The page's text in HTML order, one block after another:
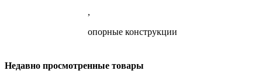
,
опорные конструкции
Недавно просмотренные товары